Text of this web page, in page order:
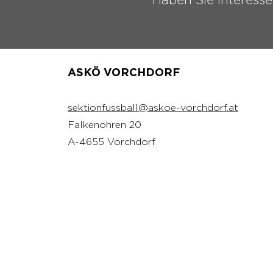
ASKÖ VORCHDORF
sektionfussball@askoe-vorchdorf.at
Falkenohren 20
A-4655 Vorchdorf